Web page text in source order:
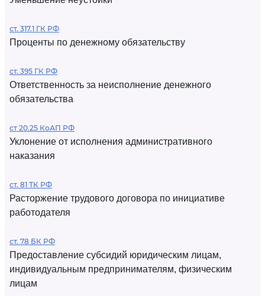
ст. 317.1 ГК РФ
Проценты по денежному обязательству
ст. 395 ГК РФ
Ответственность за неисполнение денежного
обязательства
ст 20.25 КоАП РФ
Уклонение от исполнения административного
наказания
ст. 81 ТК РФ
Расторжение трудового договора по инициативе
работодателя
ст. 78 БК РФ
Предоставление субсидий юридическим лицам,
индивидуальным предпринимателям, физическим
лицам